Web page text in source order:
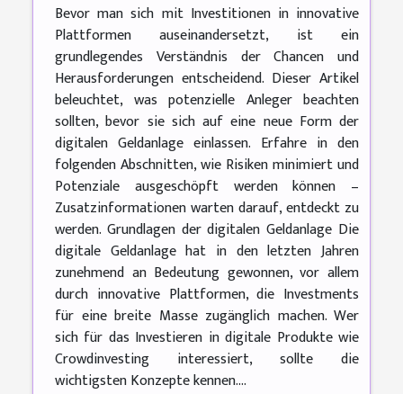
Bevor man sich mit Investitionen in innovative
Plattformen auseinandersetzt, ist ein
grundlegendes Verständnis der Chancen und
Herausforderungen entscheidend. Dieser Artikel
beleuchtet, was potenzielle Anleger beachten
sollten, bevor sie sich auf eine neue Form der
digitalen Geldanlage einlassen. Erfahre in den
folgenden Abschnitten, wie Risiken minimiert und
Potenziale ausgeschöpft werden können –
Zusatzinformationen warten darauf, entdeckt zu
werden. Grundlagen der digitalen Geldanlage Die
digitale Geldanlage hat in den letzten Jahren
zunehmend an Bedeutung gewonnen, vor allem
durch innovative Plattformen, die Investments
für eine breite Masse zugänglich machen. Wer
sich für das Investieren in digitale Produkte wie
Crowdinvesting interessiert, sollte die
wichtigsten Konzepte kennen....